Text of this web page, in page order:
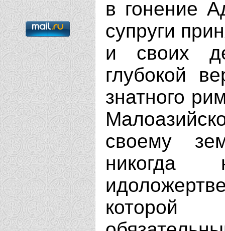
в гонение
супруги
и своих
глубокой
знатного
своему
никогда